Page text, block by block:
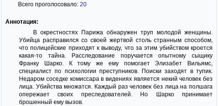
Всего проголосовало: 20
Аннотация:
В окрестностях Парижа обнаружен труп молодой женщины.
Убийца расправился со своей жертвой столь странным способом,
что полицейские приходят к выводу, что за этим убийством кроется
какая-то тайна. Расследование поручается опытному сыщику
Франку Шарко. К тому же ему помогает Элизабет Вильямс,
специалист по психологии преступников. Поиски заходят в тупик.
Недаром соседке комиссара в видениях является некий человек без
лица. Убийства множатся. Каждый раз человек без лица на полшага
опережает своих преследователей. Но Шарко принимает
брошенный ему вызов.